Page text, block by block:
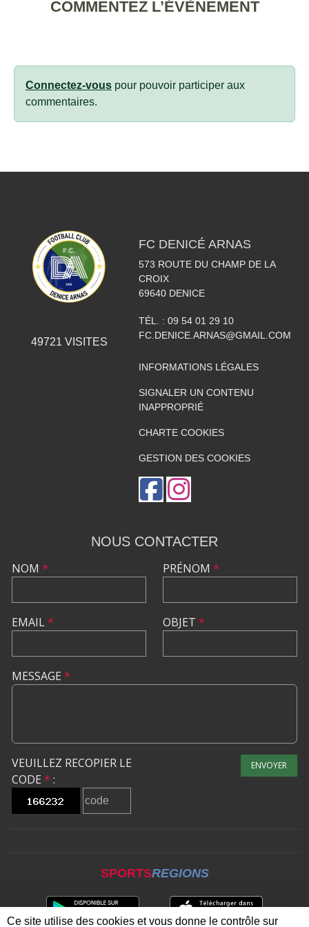
COMMENTEZ L’ÉVÈNEMENT
Connectez-vous pour pouvoir participer aux
commentaires.
49721 VISITES
FC DENICÉ ARNAS
573 ROUTE DU CHAMP DE LA
CROIX
69640 DENICE
TÉL. : 09 54 01 29 10
FC.DENICE.ARNAS@GMAIL.COM
INFORMATIONS LÉGALES
SIGNALER UN CONTENU
INAPPROPRIÉ
CHARTE COOKIES
GESTION DES COOKIES
NOUS CONTACTER
NOM *
EMAIL*
PRÉNOM *
OBJET *
MESSAGE *
VEUILLEZ RECOPIER LE
CODE * :
ENVOYER
SPORTSREGIONS
Ce site utilise des cookies et vous donne le contrôle sur